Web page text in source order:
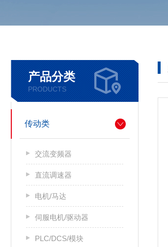
产品分类
PRODUCTS
传动类
交流变频器
直流调速器
电机/马达
伺服电机/驱动器
PLC/DCS/模块